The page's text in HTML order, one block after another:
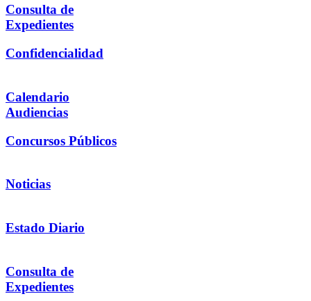
Consulta de
Expedientes
Confidencialidad
Calendario
Audiencias
Concursos Públicos
Noticias
Estado Diario
Consulta de
Expedientes